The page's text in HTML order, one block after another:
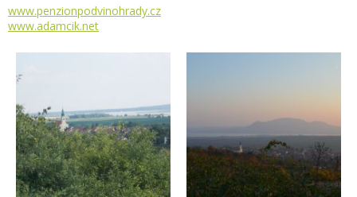
www.penzionpodvinohrady.cz
www.adamcik.net